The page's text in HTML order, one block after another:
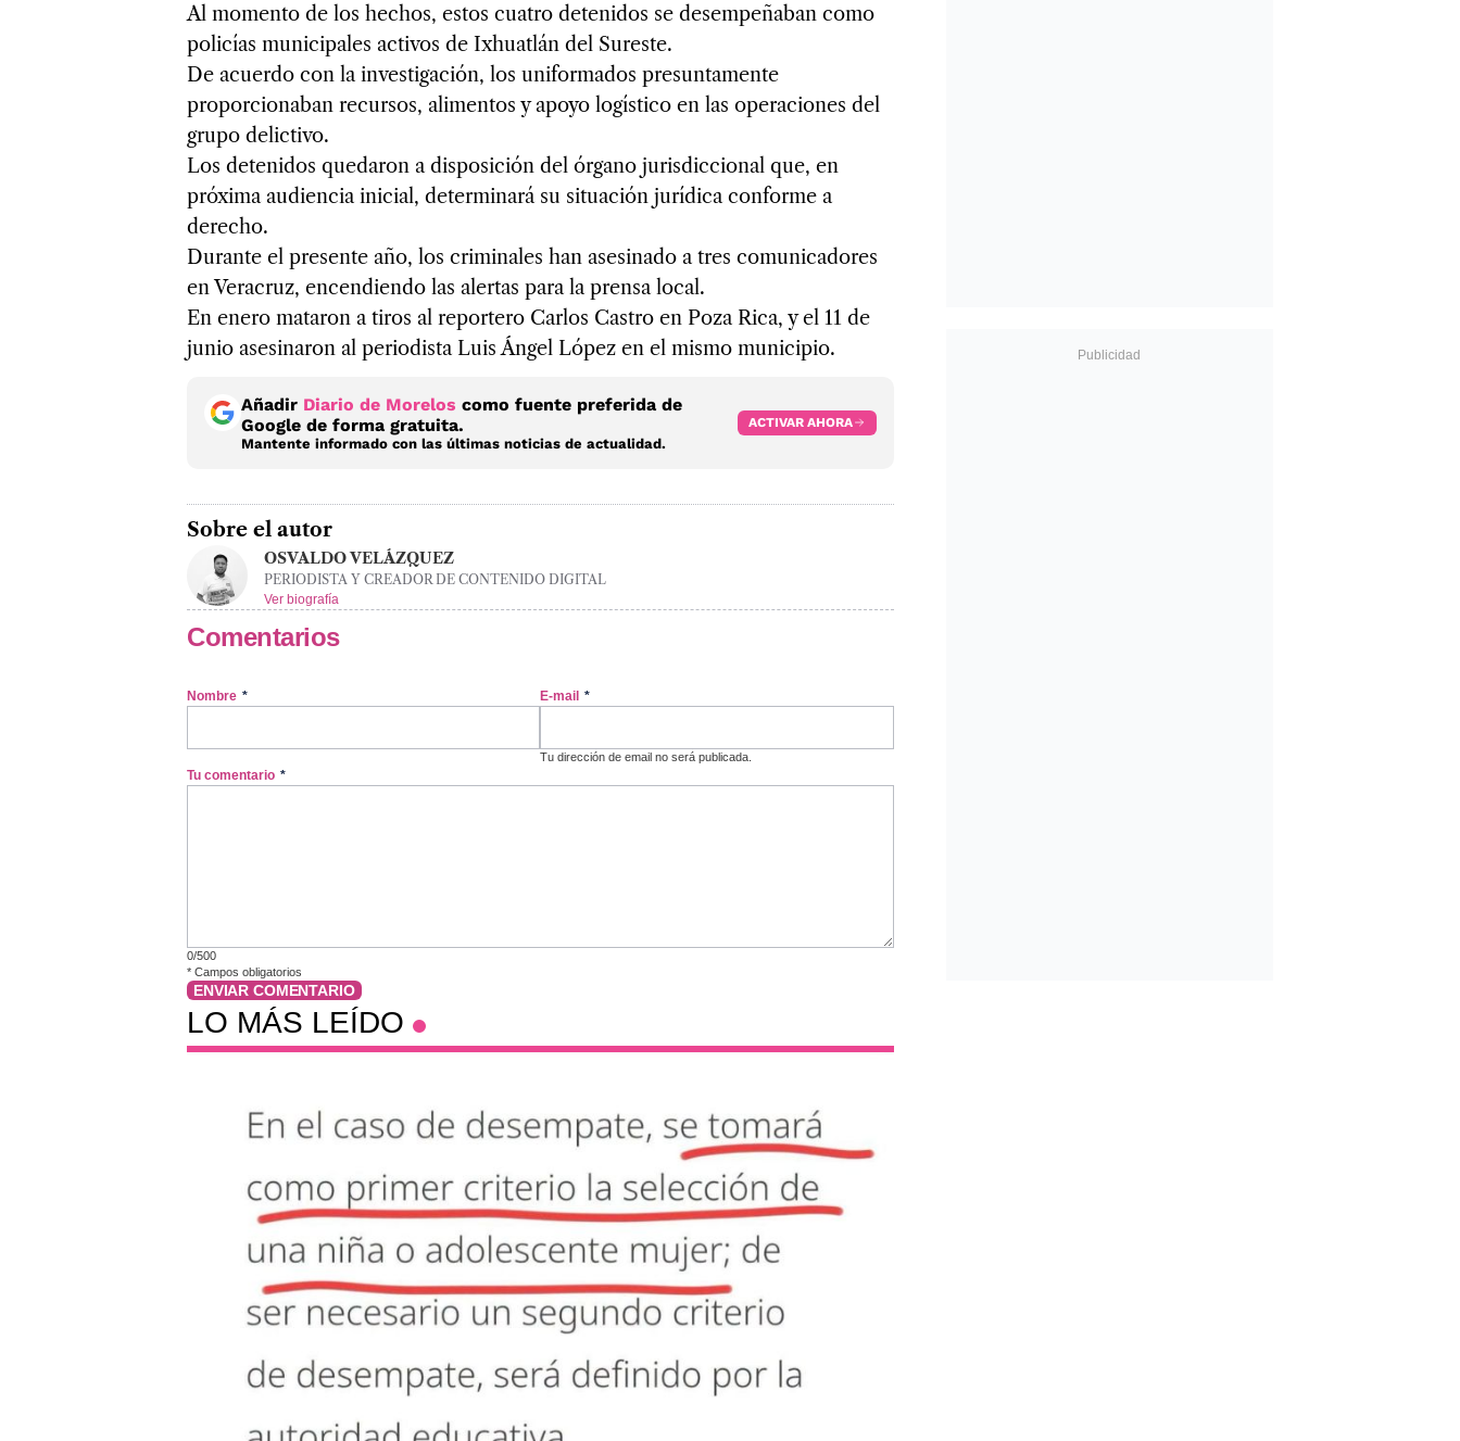
Al momento de los hechos, estos cuatro detenidos se desempeñaban como
policías municipales activos de Ixhuatlán del Sureste.
De acuerdo con la investigación, los uniformados presuntamente
proporcionaban recursos, alimentos y apoyo logístico en las operaciones del
grupo delictivo.
Los detenidos quedaron a disposición del órgano jurisdiccional que, en
próxima audiencia inicial, determinará su situación jurídica conforme a
derecho.
Durante el presente año, los criminales han asesinado a tres comunicadores
en Veracruz, encendiendo las alertas para la prensa local.
En enero mataron a tiros al reportero Carlos Castro en Poza Rica, y el 11 de
junio asesinaron al periodista Luis Ángel López en el mismo municipio.
Añadir Diario de Morelos como fuente preferida de
Google de forma gratuita.
Mantente informado con las últimas noticias de actualidad.
ACTIVAR AHORA
Sobre el autor
OSVALDO VELÁZQUEZ
PERIODISTA Y CREADOR DE CONTENIDO DIGITAL
Ver biografía
Comentarios
Nombre * E-mail *
Tu dirección de email no será publicada.
Tu comentario *
0/500
* Campos obligatorios
ENVIAR COMENTARIO
LO MÁS LEÍDO